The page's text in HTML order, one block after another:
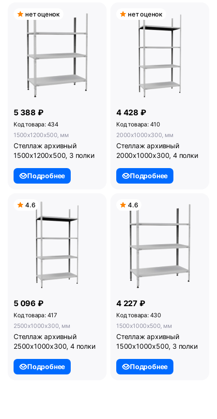
нет оценок
5 388 ₽
Код товара: 434
1500x1200x500, мм
Стеллаж архивный
1500х1200х500, 3 полки
Подробнее
нет оценок
4 428 ₽
Код товара: 410
2000x1000x300, мм
Стеллаж архивный
2000х1000х300, 4 полки
Подробнее
4.6
5 096 ₽
Код товара: 417
2500x1000x300, мм
Стеллаж архивный
2500х1000х300, 4 полки
Подробнее
4.6
4 227 ₽
Код товара: 430
1500x1000x500, мм
Стеллаж архивный
1500х1000х500, 3 полки
Подробнее